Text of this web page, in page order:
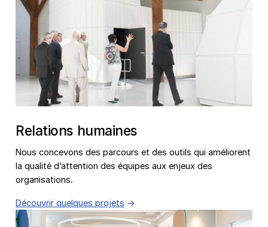
Relations humaines
Nous concevons des parcours et des outils qui améliorent
la qualité d’attention des équipes aux enjeux des
organisations.
Découvrir quelques projets